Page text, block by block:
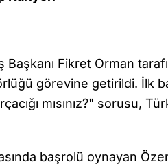
Fikret Orman
görevine getirildi. İlk
mısınız?" sorusu,
başrolü oynayan